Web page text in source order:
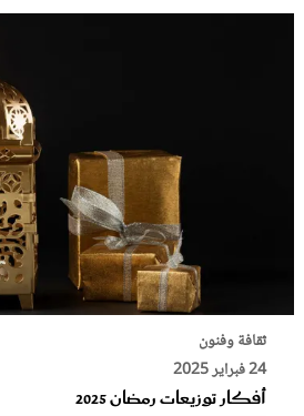
ثقافة وفنون
24 فبراير 2025
أفكار توزيعات رمضان 2025